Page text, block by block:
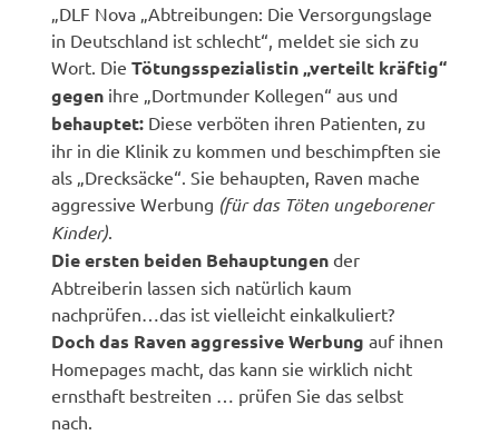
„DLF Nova „Abtreibungen: Die Versorgungslage
in Deutschland ist schlecht“, meldet sie sich zu
Wort. DieTötungsspezialistin „verteilt kräftig“
gegen ihre „Dortmunder Kollegen“ aus und
behauptet: Diese verböten ihren Patienten, zu
ihr in die Klinik zu kommen und beschimpften sie
als „Drecksäcke“. Sie behaupten, Raven mache
aggressive Werbung (für das Töten ungeborener
Kinder).
Die ersten beiden Behauptungen der
Abtreiberin lassen sich natürlich kaum
nachprüfen…das ist vielleicht einkalkuliert?
Doch das Raven aggressive Werbung auf ihnen
Homepages macht, das kann sie wirklich nicht
ernsthaft bestreiten … prüfen Sie das selbst
nach.